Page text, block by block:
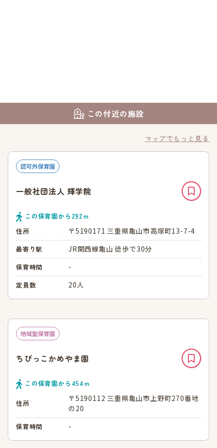
この付近の施設
マップでもっと見る
認可外保育園
一般社団法人 輝学院
この保育園から 292ｍ
住所
〒5190171 三重県亀山市高塚町13-7-4
最寄り駅 JR関西線亀山 徒歩で30分
保育時間 -
定員数 20人
地域型保育園
ちびっこかめやま園
この保育園から 454 ｍ
住所
〒5190112 三重県亀山市上野町270番地
の20
保育時間 -